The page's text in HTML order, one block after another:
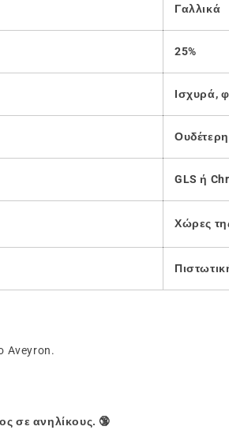
Γαλλικά
25%
Ισχυρά,
Ουδέτερη
GLS ή
Χώρες
Aveyron.
σε ανηλίκους. 🔞